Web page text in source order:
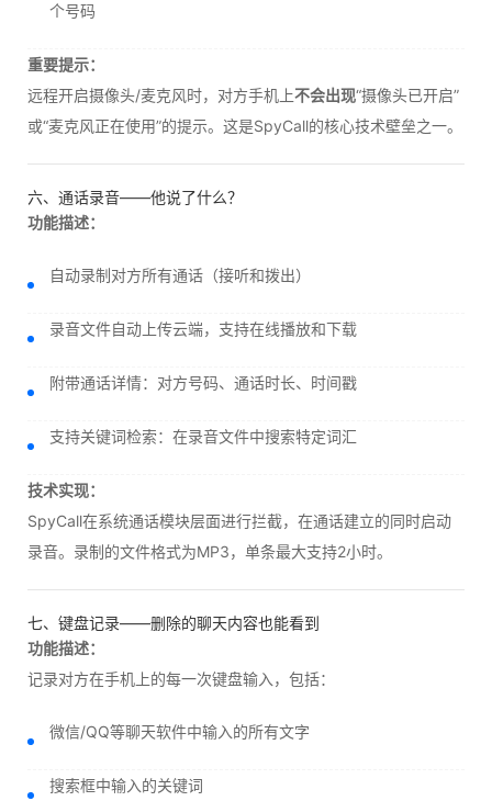
个号码
重要提示：
远程开启摄像头/麦克风时，对方手机上不会出现“摄像头已开启”
或“麦克风正在使用”的提示。这是SpyCall的核心技术壁垒之一。
六、通话录音——他说了什么？
功能描述：
自动录制对方所有通话（接听和拨出）
录音文件自动上传云端，支持在线播放和下载
附带通话详情：对方号码、通话时长、时间戳
支持关键词检索：在录音文件中搜索特定词汇
技术实现：
SpyCall在系统通话模块层面进行拦截，在通话建立的同时启动
录音。录制的文件格式为MP3，单条最大支持2小时。
七、键盘记录——删除的聊天内容也能看到
功能描述：
记录对方在手机上的每一次键盘输入，包括：
微信/QQ等聊天软件中输入的所有文字
搜索框中输入的关键词